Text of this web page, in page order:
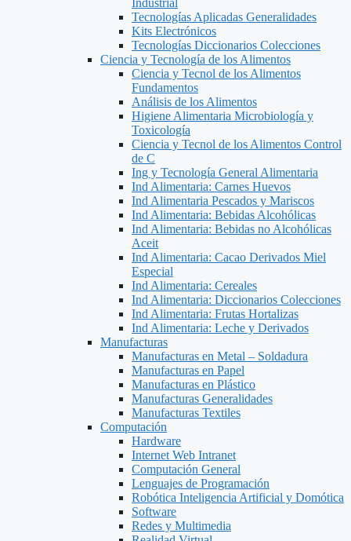
Industrial
Tecnologías Aplicadas Generalidades
Kits Electrónicos
Tecnologías Diccionarios Colecciones
Ciencia y Tecnología de los Alimentos
Ciencia y Tecnol de los Alimentos
Fundamentos
Análisis de los Alimentos
Higiene Alimentaria Microbiología y
Toxicología
Ciencia y Tecnol de los Alimentos Control
de C
Ing y Tecnología General Alimentaria
Ind Alimentaria: Carnes Huevos
Ind Alimentaria Pescados y Mariscos
Ind Alimentaria: Bebidas Alcohólicas
Ind Alimentaria: Bebidas no Alcohólicas
Aceit
Ind Alimentaria: Cacao Derivados Miel
Especial
Ind Alimentaria: Cereales
Ind Alimentaria: Diccionarios Colecciones
Ind Alimentaria: Frutas Hortalizas
Ind Alimentaria: Leche y Derivados
Manufacturas
Manufacturas en Metal – Soldadura
Manufacturas en Papel
Manufacturas en Plástico
Manufacturas Generalidades
Manufacturas Textiles
Computación
Hardware
Internet Web Intranet
Computación General
Lenguajes de Programación
Robótica Inteligencia Artificial y Domótica
Software
Redes y Multimedia